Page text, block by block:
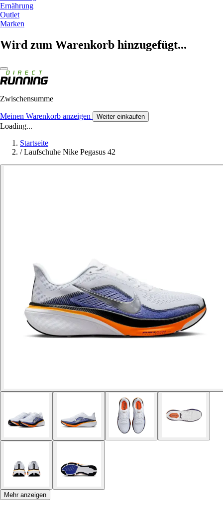
Ernährung
Outlet
Marken
Wird zum Warenkorb hinzugefügt...
Zwischensumme
Meinen Warenkorb anzeigen Weiter einkaufen
Loading...
Startseite
/ Laufschuhe Nike Pegasus 42
Mehr anzeigen